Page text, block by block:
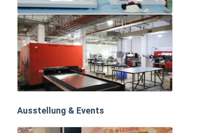
Ausstellung & Events